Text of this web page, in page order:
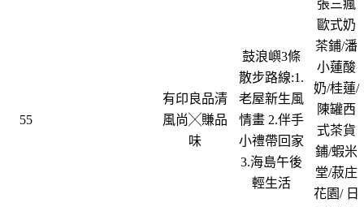
55
有印良品清
風尚╳賺品
味
鼓浪嶼3條
散步路線:1.
老屋新生風
情畫 2.伴手
小禮帶回家
3.海島午後
輕生活
張三瘋
歐式奶
茶鋪/潘
小蓮酸
奶/桂蓮/
陳罐西
式茶貨
鋪/蝦米
堂/菽庄
花園/ 日